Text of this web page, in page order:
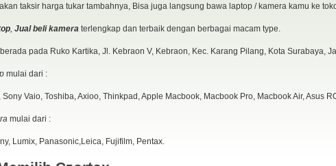
taksir harga tukar tambahnya, Bisa juga langsung bawa laptop / kamera kamu ke
, Jual beli kamera terlengkap dan terbaik dengan berbagai macam type.
pada Ruko Kartika, Jl. Kebraon V, Kebraon, Kec. Karang Pilang, Kota Surabaya,
mulai dari :
Sony Vaio, Toshiba, Axioo, Thinkpad, Apple Macbook, Macbook Pro, Macbook Air, Asus
mulai dari :
Lumix, Panasonic,Leica, Fujifilm, Pentax.